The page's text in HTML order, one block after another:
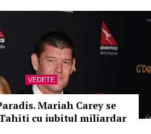
VEDETE
Mariah Carey se
cu iubitul miliardar